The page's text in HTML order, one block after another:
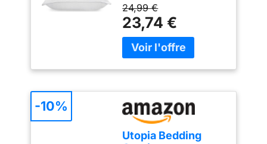
60x60 cm. Doux et
Confortable - Des
oreillers de qualité avec
fibres de poly assurent
sommeil Construction
Sans Déplacement - La
construction sans
déplacement offre un
excellent soutien pour
24,99 €
23,74 €
Utopia Bedding
-10%